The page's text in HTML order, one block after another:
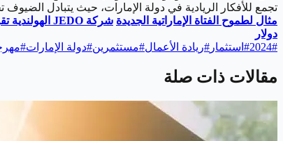
تجمع للأفكار الريادية في دولة الإمارات، حيث يتبادل
مثال لطموح الفتاة الإماراتية الجديدة شركة الهولندية
دولار
#2024# استثمار #ريادة الأعمال#مستثمرين#دولة الإمارات#
مقالات ذات صلة